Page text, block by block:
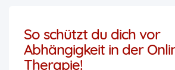
So schützt du dich vor
Abhängigkeit in der
Therapie!